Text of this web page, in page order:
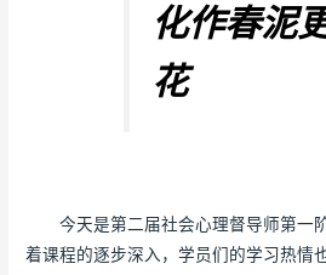
化作春泥
花
今天是第二届社会心理督导师第一
着课程的逐步深入，学员们的学习热情